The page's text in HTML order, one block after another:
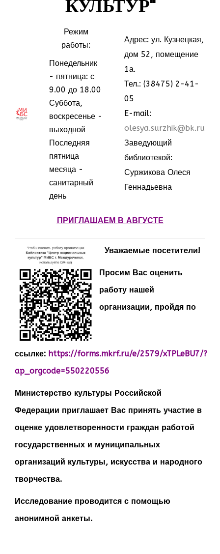
КУЛЬТУР"
Режим
работы:
Понедельник
- пятница: с
9.00 до 18.00
Суббота,
воскресенье -
выходной
Последняя
пятница
месяца -
санитарный
день
Адрес: ул. Кузнецкая,
дом 52, помещение
1а.
Тел.: (38475) 2-41-
05
E-mail:
olesya.surzhik@bk.ru
Заведующий
библиотекой:
Суржикова Олеся
Геннадьевна
ПРИГЛАШАЕМ В АВГУСТЕ
Уважаемые посетители!
Просим Вас оценить
работу нашей
организации, пройдя по
ссылке: https://forms.mkrf.ru/e/2579/xTPLeBU7/?
ap_orgcode=550220556
Министерство культуры Российской
Федерации приглашает Вас принять участие в
оценке удовлетворенности граждан работой
государственных и муниципальных
организаций культуры, искусства и народного
творчества.
Исследование проводится с помощью
анонимной анкеты.